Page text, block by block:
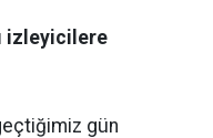
izleyicilere
geçtiğimiz gün